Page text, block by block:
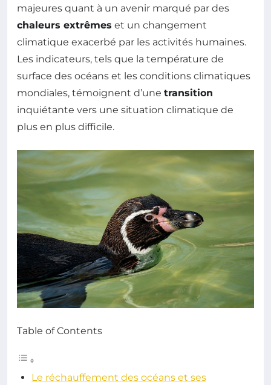
majeures quant à un avenir marqué par des
chaleurs extrêmes et un changement
climatique exacerbé par les activités humaines.
Les indicateurs, tels que la température de
surface des océans et les conditions climatiques
mondiales, témoignent d’une transition
inquiétante vers une situation climatique de
plus en plus difficile.
Table of Contents
Le réchauffement des océans et ses